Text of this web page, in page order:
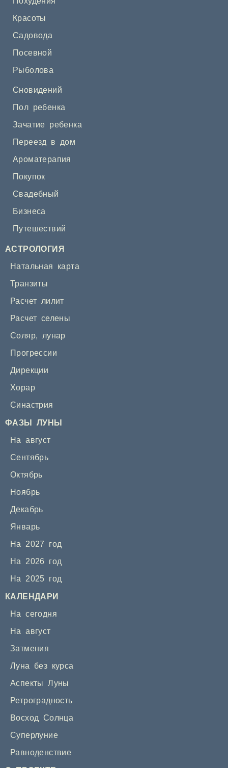
Красоты
Садовода
Посевной
Рыболова
Сновидений
Пол ребенка
Зачатие ребенка
Переезд в дом
Ароматерапия
Покупок
Свадебный
Бизнеса
Путешествий
АСТРОЛОГИЯ
Натальная карта
Транзиты
Расчет лилит
Расчет селены
Соляр, лунар
Прогрессии
Дирекции
Хорар
Синастрия
ФАЗЫ ЛУНЫ
На август
Сентябрь
Октябрь
Ноябрь
Декабрь
Январь
На 2027 год
На 2026 год
На 2025 год
КАЛЕНДАРИ
На сегодня
На август
Затмения
Луна без курса
Аспекты Луны
Ретроградность
Восход Солнца
Суперлуние
Равноденствие